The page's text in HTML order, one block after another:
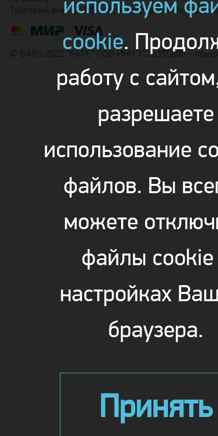
Торговый знак BARS – зарегистрированная
© BARS 2022 "БАРС" ООО ИНН 7726355800 -
cookie.
работу с
разрешаете
использование
файлов. Вы
можете
файлы cookie
настройках
браузера.
Принять